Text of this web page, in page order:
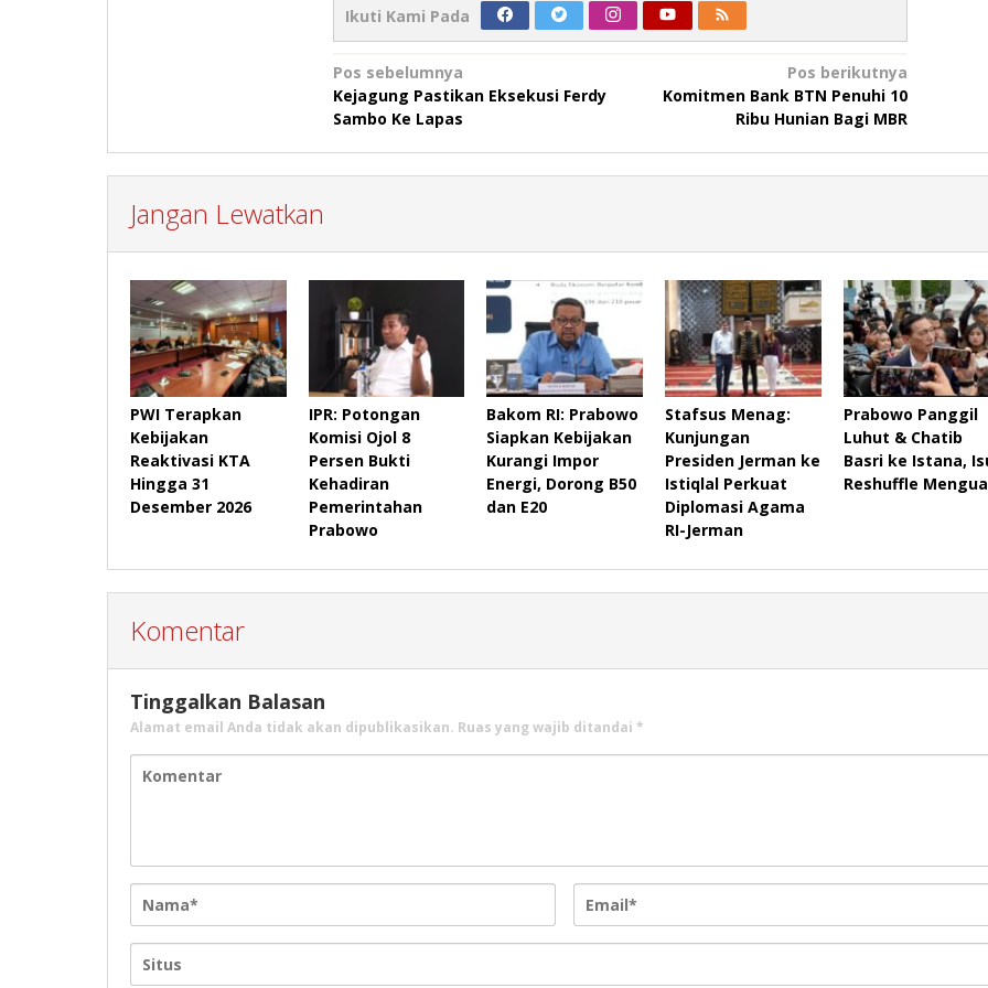
Ikuti Kami Pada
Navigasi
pos
Pos sebelumnya
Kejagung Pastikan Eksekusi Ferdy
Sambo Ke Lapas
Pos berikutnya
Komitmen Bank BTN Penuhi 10
Ribu Hunian Bagi MBR
Jangan Lewatkan
PWI Terapkan
Kebijakan
Reaktivasi KTA
Hingga 31
Desember 2026
IPR: Potongan
Komisi Ojol 8
Persen Bukti
Kehadiran
Pemerintahan
Prabowo
Bakom RI: Prabowo
Siapkan Kebijakan
Kurangi Impor
Energi, Dorong B50
dan E20
Stafsus Menag:
Kunjungan
Presiden Jerman ke
Istiqlal Perkuat
Diplomasi Agama
RI-Jerman
Prabowo Panggil
Luhut & Chatib
Basri ke Istana,
Reshuffle
Komentar
Tinggalkan Balasan
Alamat email Anda tidak akan dipublikasikan. Ruas yang wajib ditandai *